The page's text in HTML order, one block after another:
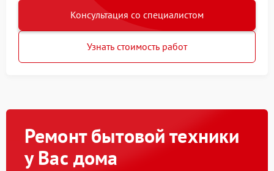
Консультация со специалистом
Узнать стоимость работ
Ремонт бытовой техники
у Вас дома